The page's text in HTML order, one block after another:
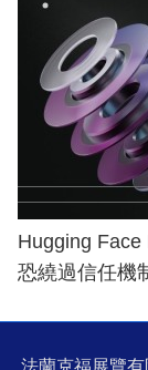
Hugging Face
恐繞過信任機
法蘭克福展覽